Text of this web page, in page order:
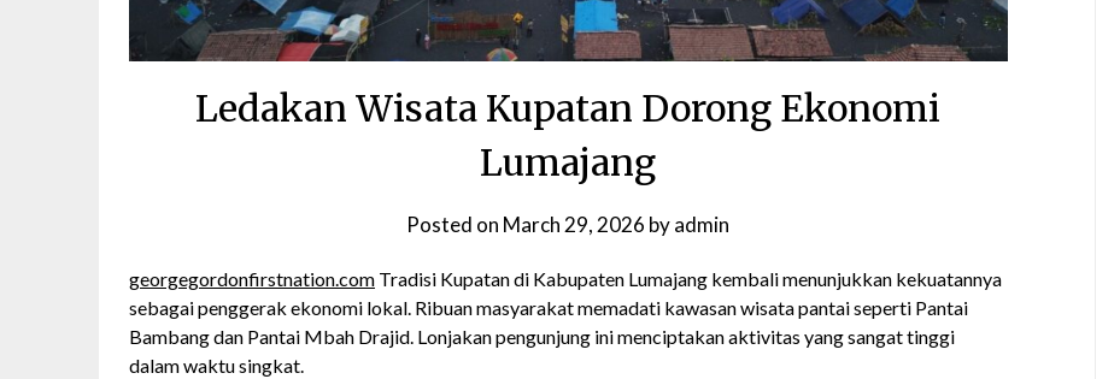
Ledakan Wisata Kupatan Dorong Ekonomi
Lumajang
Posted on March 29, 2026 byadmin
georgegordonfirstnation.com Tradisi Kupatan di Kabupaten Lumajang kembali menunjukkan kekuatannya
sebagai penggerak ekonomi lokal. Ribuan masyarakat memadati kawasan wisata pantai seperti Pantai
Bambang dan Pantai Mbah Drajid. Lonjakan pengunjung ini menciptakan aktivitas yang sangat tinggi
dalam waktu singkat.